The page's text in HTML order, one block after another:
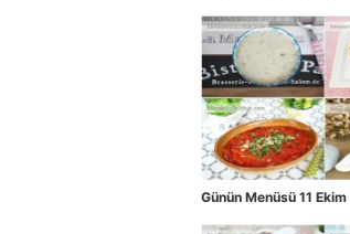
Günün Menüsü 11 Ekim